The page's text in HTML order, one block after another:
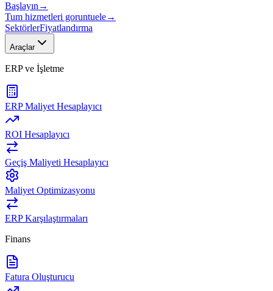
Başlayın →
Tum hizmetleri goruntuele→
SektörlerFiyatlandırma
Araçlar
ERP ve İşletme
ERP Maliyet Hesaplayıcı
ROI Hesaplayıcı
Geçiş Maliyeti Hesaplayıcı
Maliyet Optimizasyonu
ERP Karşılaştırmaları
Finans
Fatura Oluşturucu